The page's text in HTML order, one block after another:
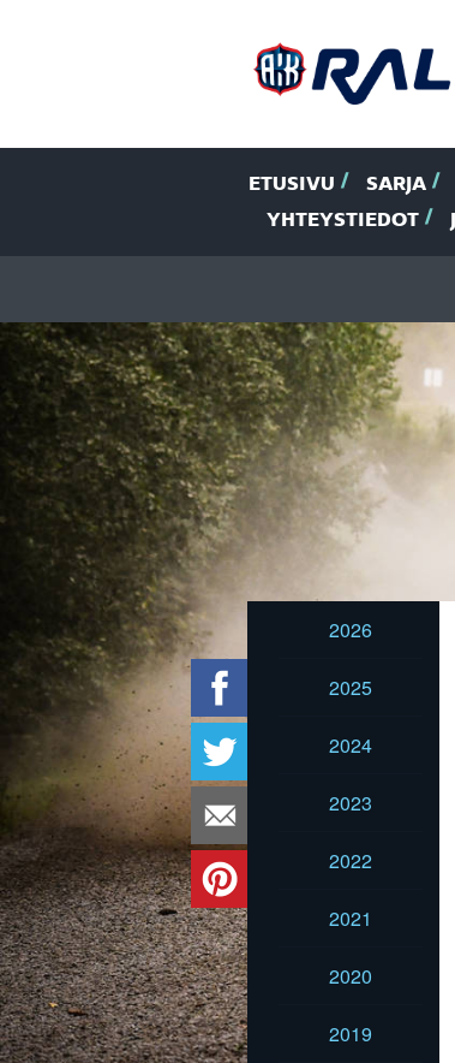
ETUSIVU SARJA
YHTEYSTIEDOT
2026
2025
2024
2023
2022
2021
2020
2019